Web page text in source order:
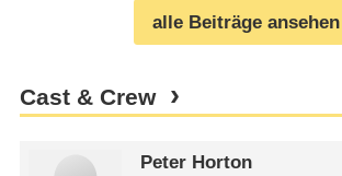
alle Beiträge ansehen
Cast & Crew
Peter Horton